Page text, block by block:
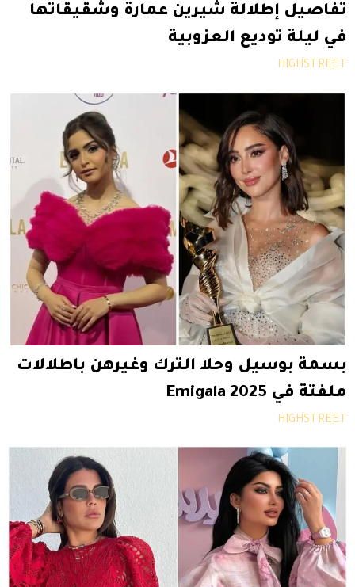
تفاصيل إطلالة شيرين عمارة وشقيقاتها
في ليلة توديع العزوبية
HIGHSTREET
بسمة بوسيل وحلا الترك وغيرهن باطلالات
ملفتة في Emigala 2025
HIGHSTREET